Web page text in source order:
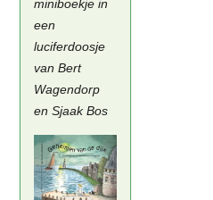
miniboekje in
een
luciferdoosje
van Bert
Wagendorp
en Sjaak Bos